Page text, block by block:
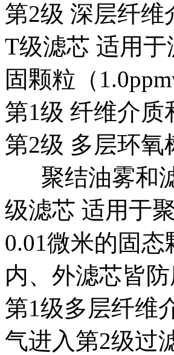
第2级 深层纤
T级滤芯 适用
固颗粒（
第1级 纤维介
第2级 多层环
聚结油雾和
级滤芯 适用于
0.01微米的固
内、外滤芯皆
第1级多层纤维
气进入第2级过